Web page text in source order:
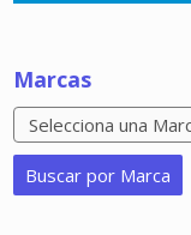
Marcas